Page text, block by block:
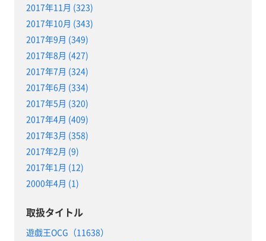
2017年11月 (323)
2017年10月 (343)
2017年9月 (349)
2017年8月 (427)
2017年7月 (324)
2017年6月 (334)
2017年5月 (320)
2017年4月 (409)
2017年3月 (358)
2017年2月 (9)
2017年1月 (12)
2000年4月 (1)
取扱タイトル
遊戯王OCG（11638）